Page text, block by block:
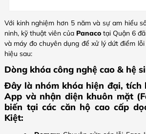
Với kinh nghiệm hơn 5 năm và sự am hiểu
ninh, kỹ thuật viên của Panaco tại Quận 6
và máy đo chuyên dụng để xử lý dứt điểm
hiệu sau:
Dòng khóa công nghệ cao & hệ
Đây là nhóm khóa hiện đại, tích
App và nhận diện khuôn mặt
biến tại các căn hộ cao cấp
Kiệt: